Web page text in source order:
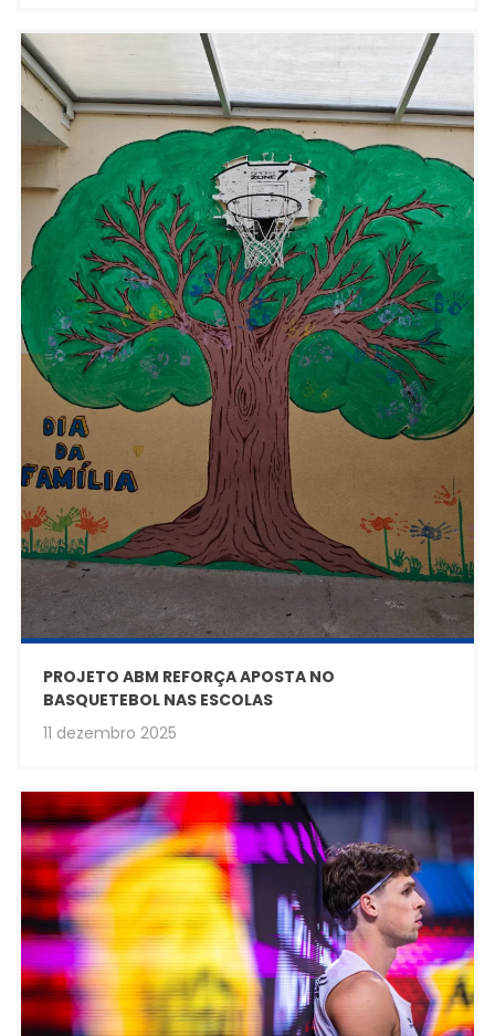
PROJETO ABM REFORÇA APOSTA NO
BASQUETEBOL NAS ESCOLAS
11 dezembro 2025